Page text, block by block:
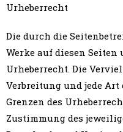
Urheberrecht
Die durch die
Werke auf diesen
Urheberrecht. Die
Verbreitung und jede
Grenzen des
Zustimmung des